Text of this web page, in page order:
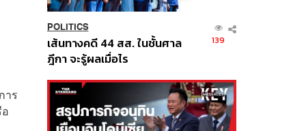
าร
POLITICS
เส้นทางคดี 44 สส. ในชั้นศาล
ฎีกา จะรู้ผลเมื่อไร
139